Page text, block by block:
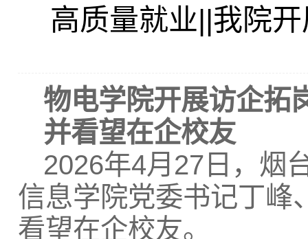
高质量就业||我院
物电学院开展访企拓
并看望在企校友
2026年4月27日，烟
信息学院党委书记丁峰
看望在企校友。